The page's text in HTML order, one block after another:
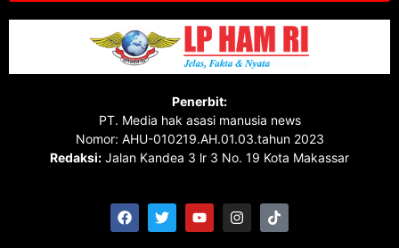
Penerbit:
PT. Media hak asasi manusia news
Nomor: AHU-010219.AH.01.03.tahun 2023
Redaksi: Jalan Kandea 3 lr 3 No. 19 Kota Makassar